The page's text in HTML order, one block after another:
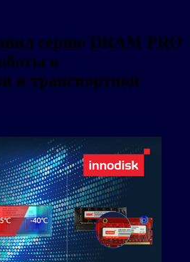
серию DRAM PRO
в
и транспортной